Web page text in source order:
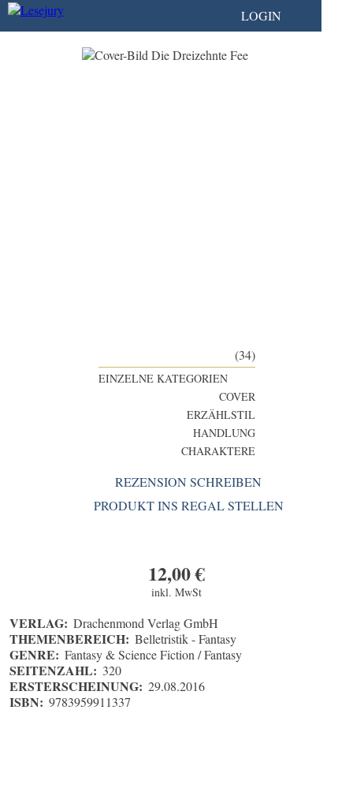
LOGIN
(34)
EINZELNE KATEGORIEN
COVER
ERZÄHLSTIL
HANDLUNG
CHARAKTERE
REZENSION SCHREIBEN
PRODUKT INS REGAL STELLEN
12,00€
inkl. MwSt
VERLAG: Drachenmond Verlag GmbH
THEMENBEREICH: Belletristik - Fantasy
GENRE: Fantasy & Science Fiction / Fantasy
SEITENZAHL: 320
ERSTERSCHEINUNG: 29.08.2016
ISBN: 9783959911337